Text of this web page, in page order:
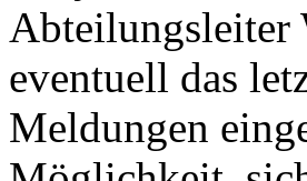
Abteilungsleiter
eventuell das
Meldungen